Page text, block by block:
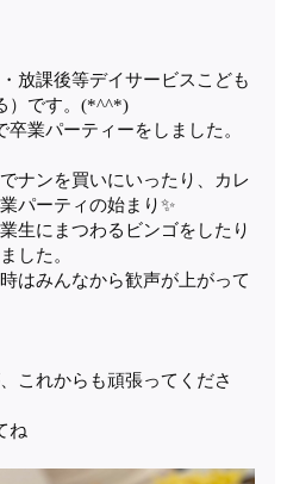
放課後等デイサービスこども
）です。(*^^*)
業パーティーをしました。
ナンを買いにいったり、カレ
パーティの始まり✨
生にまつわるビンゴをしたり
した。
はみんなから歓声が上がって
これからも頑張ってくださ
ね